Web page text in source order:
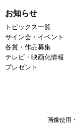
お知らせ
トピックス一覧
サイン会・イベント
各賞・作品募集
テレビ・映画化情報
プレゼント
画像使用